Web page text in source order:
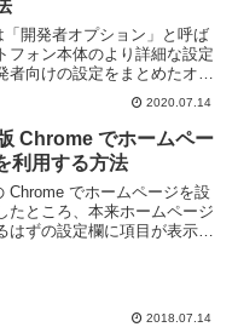
「開発者オプション」と呼ば
フォン本体のより詳細な設定
者向けの設定をまとめたオプ
存在する。しかし、セキュリ
や誤操作による不具合発生な
か、初期設定では隠された機
2020.07.14
Chrome でホームペー
利用する方法
Chrome でホームページを設
たところ、本来ホームページ
はずの設定欄に項目が表示さ
2018.07.14